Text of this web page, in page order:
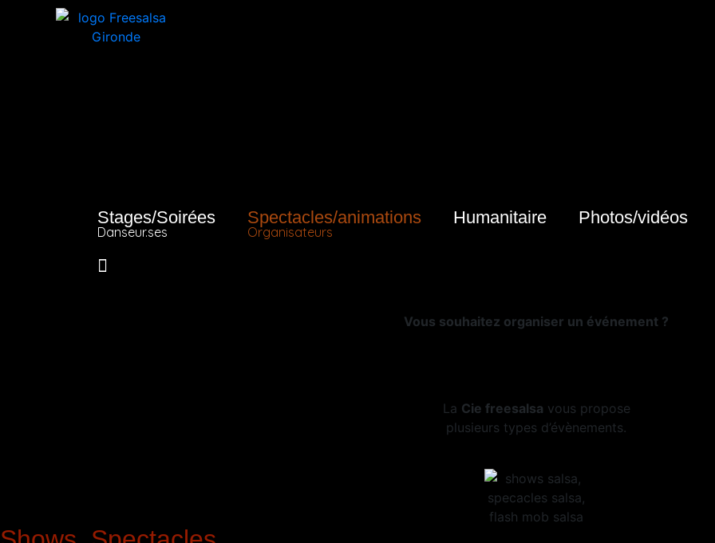
Stages/Soirées
Danseur.ses
Spectacles/animations
Organisateurs
Humanitaire Photos/vidéos
Vous souhaitez organiser un événement ?
La Cie freesalsa vous propose
plusieurs types d’évènements.